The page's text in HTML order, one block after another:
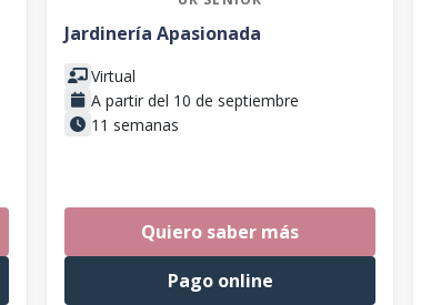
Jardinería Apasionada
Virtual
A partir del 10 de septiembre
11 semanas
Quiero saber más
Pago online